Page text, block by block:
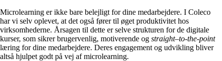
Microlearning er ikke bare belejligt for dine medarbejdere. I Coleco
har vi selv oplevet, at det også fører til øget produktivitet hos
virksomhederne. Årsagen til dette er selve strukturen for de digitale
kurser, som sikrer brugervenlig, motiverende og straight–to-the-point
læring for dine medarbejdere. Deres engagement og udvikling bliver
altså hjulpet godt på vej af microlearning.